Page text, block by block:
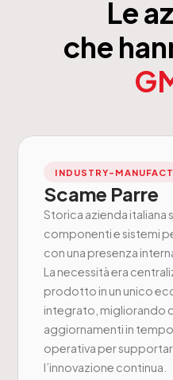
Le
che
INDUSTRY-
Scame Parre
Storica azienda italiana
componenti e sistemi
con una presenza
La necessità era
prodotto in un unico
integrato, migliorando
aggiornamenti in
operativa per
l’innovazione continua.